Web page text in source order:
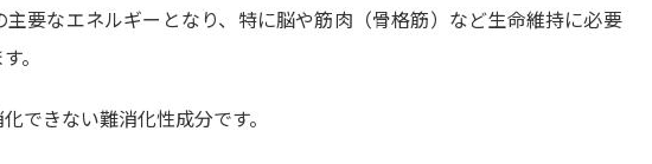
要なエネルギーとなり、特に脳や筋肉（骨格筋）など生命維持に必要
。
できない難消化性成分です。